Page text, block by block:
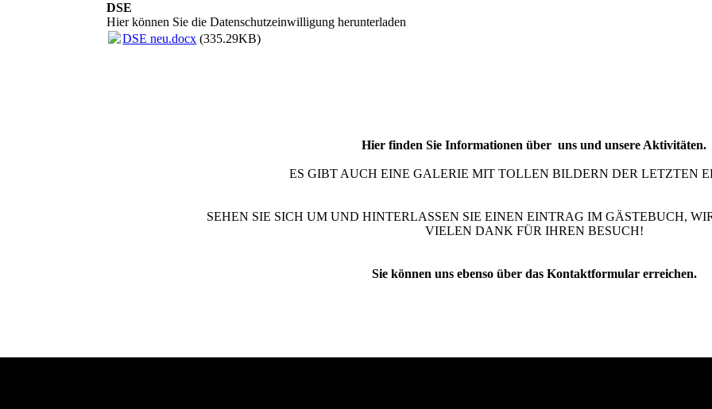
DSE
Hier können Sie die Datenschutzeinwilligung herunterladen
DSE neu.docx (335.29KB)
Hier finden Sie Informationen über uns und unsere Aktivitäten.
ES GIBT AUCH EINE GALERIE MIT TOLLEN BILDERN DER LETZTEN
SEHEN SIE SICH UM UND HINTERLASSEN SIE EINEN EINTRAG IM GÄSTEBUCH,
VIELEN DANK FÜR IHREN BESUCH!
Sie können uns ebenso über das Kontaktformular erreichen.